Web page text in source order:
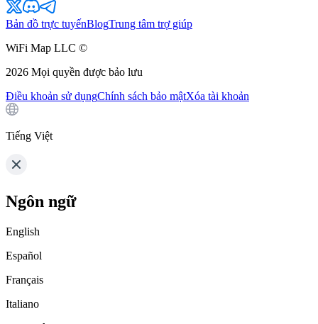
Bản đồ trực tuyếnBlogTrung tâm trợ giúp
WiFi Map LLC ©
2026 Mọi quyền được bảo lưu
Điều khoản sử dụngChính sách bảo mậtXóa tài khoản
Tiếng Việt
Ngôn ngữ
English
Español
Français
Italiano